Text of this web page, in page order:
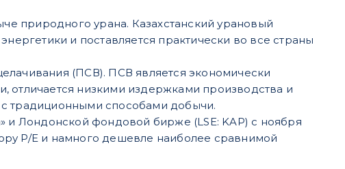
природного урана. Казахстанский урановый
и поставляется практически во все страны
(ПСВ). ПСВ является экономически
низкими издержками производства и
традиционными способами добычи.
и Лондонской фондовой бирже (LSE: KAP) с ноября
P/E и намного дешевле наиболее сравнимой